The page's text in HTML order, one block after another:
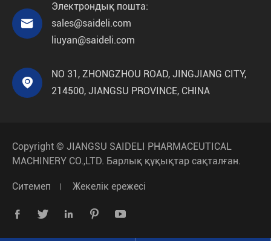

Электрондық пошта:
sales@saideli.com
liuyan@saideli.com

NO 31, ZHONGZHOU ROAD, JINGJIANG CITY,
214500, JIANGSU PROVINCE, CHINA
Copyright © JIANGSU SAIDELI PHARMACEUTICAL
MACHINERY CO.,LTD. Барлық құқықтар сақталған.
Ситемеп Жекелік ережесі
    